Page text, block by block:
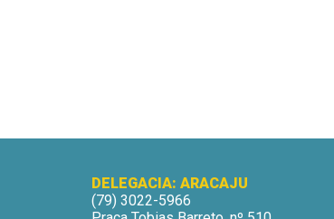
DELEGACIA: ARACAJU
(79) 3022-5966